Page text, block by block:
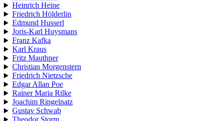
Heinrich Heine
Friedrich Hölderlin
Edmund Husserl
Joris-Karl Huysmans
Franz Kafka
Karl Kraus
Fritz Mauthner
Christian Morgenstern
Friedrich Nietzsche
Edgar Allan Poe
Rainer Maria Rilke
Joachim Ringelnatz
Gustav Schwab